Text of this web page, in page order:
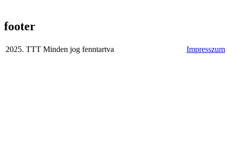
footer
2025. TTT Minden jog fenntartva Impresszum